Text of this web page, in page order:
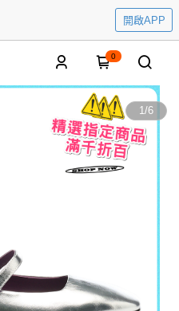
開啟APP
0
1/6